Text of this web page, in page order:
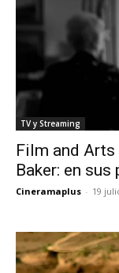
TV y Streaming
Film and Arts
Baker: en sus
Cineramaplus - 19